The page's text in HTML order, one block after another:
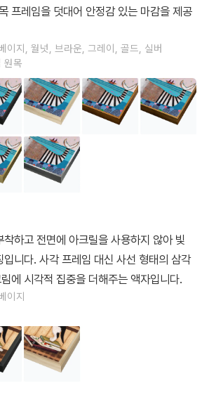
프레임을 덧대어 안정감 있는 마감을 제공
이지, 월넛, 브라운, 그레이, 골드, 실버
원목
하고 전면에 아크릴을 사용하지 않아 빛
입니다. 사각 프레임 대신 사선 형태의 삼각
에 시각적 집중을 더해주는 액자입니다.
이지